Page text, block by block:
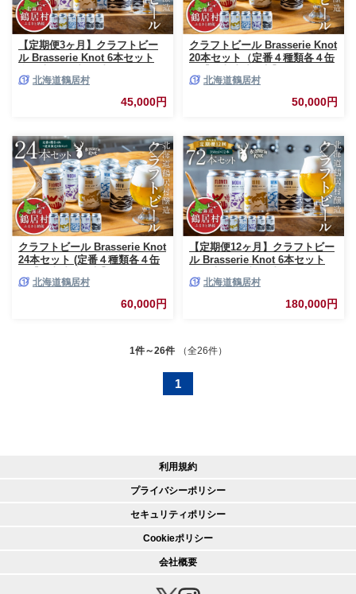
【定期便3ヶ月】クラフトビー
ル Brasserie Knot 6本セット
ル お酒 地域限定 芳醇 ギフト
家飲み 宅飲み IPA ペールエー
ル ベルジャン お中元 お歳暮 缶
快感 華やか ブラッスリー・ノ
ット 詰め合わせ 晩酌 5種 Beer
醸造所 プレゼント 360ml ご当
地 贈答 ふるさと納税 限定 北海
道 鶴居村
北海道鶴居村
45,000円
クラフトビール Brasserie Knot
20本セット（定番４種類各４缶
セット） 地ビール【北海道鶴居
村産】 ビール お酒 芳醇 ギフト
家飲み 宅飲みお中元 お歳暮 缶
ン フルーティー ホップ 爽快感
華やか ブルワリー詰め合わせ
晩酌 5種 Beer 醸造所 プレゼン
ト 360ml ご当地 贈答 ふるさと
納税 限定
北海道鶴居村
50,000円
クラフトビール Brasserie Knot
24本セット (定番４種類各４缶
セット) 地ビール ビール お酒
芳醇 ギフト 家飲み 宅飲みお中
元 お歳暮 缶ビール ペールエー
詰め合わせ 晩酌 5種 Beer 醸造
答 ふるさと納税 限定 北海道 鶴
北海道鶴居村
60,000円
【定期便12ヶ月】クラフトビー
ル Brasserie Knot 6本セット
ル お酒 地域限定 芳醇 ギフト
家飲み 宅飲み IPA ペールエー
ル ベルジャン お中元 お歳暮 缶
ット 詰め合わせ 晩酌 5種 Beer
地 贈答 ふるさと納税 限定 北海
北海道鶴居村
180,000円
1件～26件 （全26件）
1
利用規約
プライバシーポリシー
セキュリティポリシー
Cookieポリシー
会社概要